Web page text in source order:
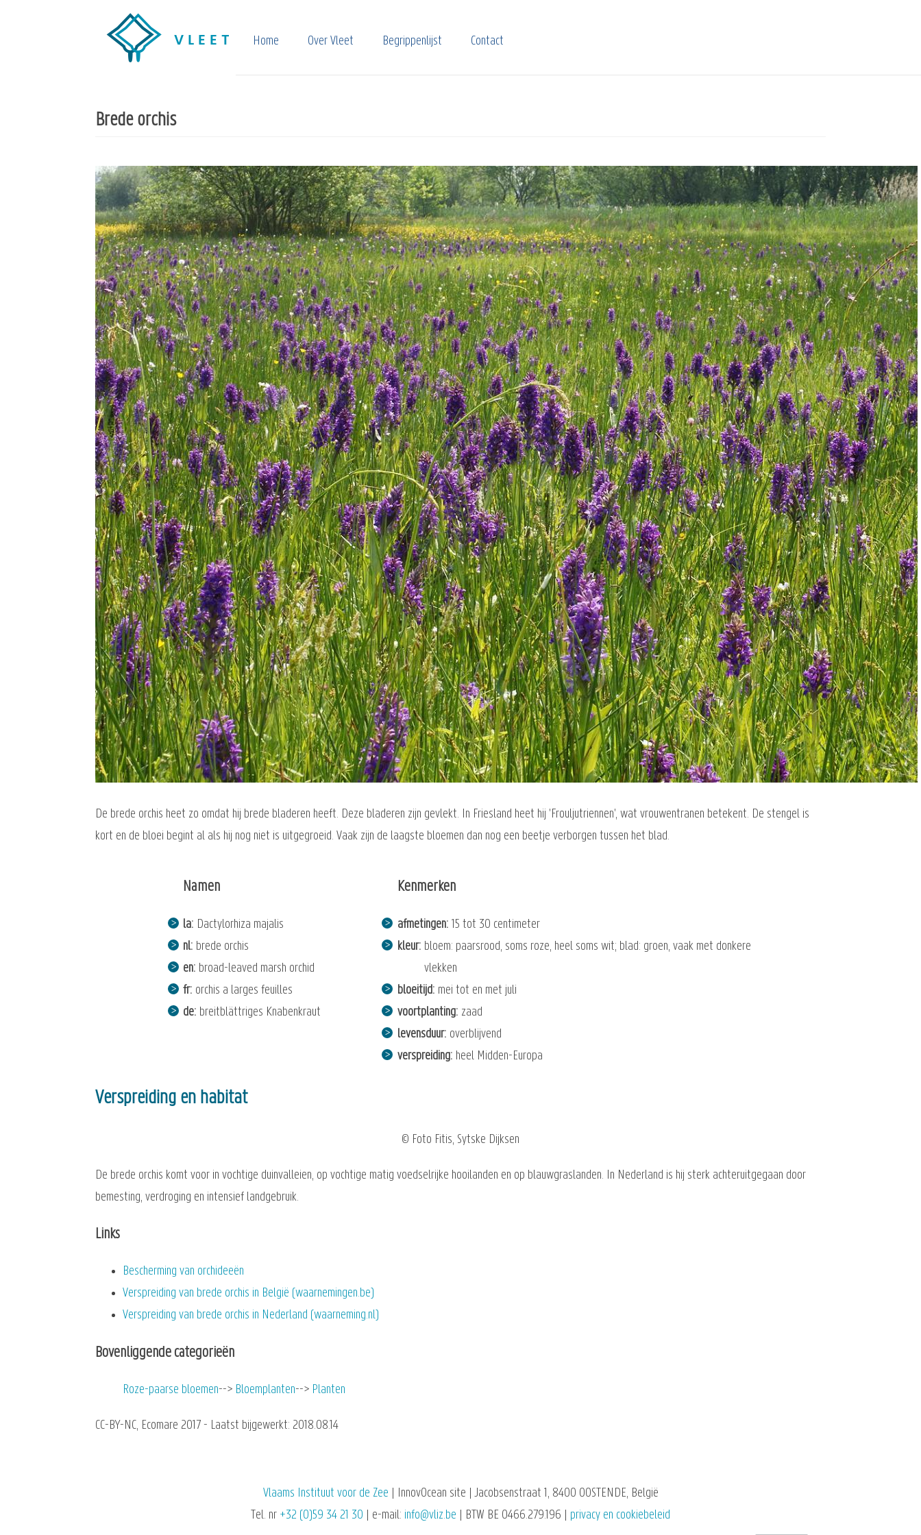
Home Over Vleet Begrippenlijst Contact
Brede orchis
De brede orchis heet zo omdat hij brede bladeren heeft. Deze bladeren zijn gevlekt. In Friesland heet hij 'Frouljutriennen', wat vrouwentranen betekent. De stengel is
kort en de bloei begint al als hij nog niet is uitgegroeid. Vaak zijn de laagste bloemen dan nog een beetje verborgen tussen het blad.
Namen
la Dactylorhiza majalis
nl brede orchis
en broad-leaved marsh orchid
fr orchis a larges feuilles
de breitblättriges Knabenkraut
Kenmerken
afmetingen 15 tot 30 centimeter
kleur bloem: paarsrood, soms roze, heel soms wit; blad: groen, vaak met donkere
vlekken
bloeitijd mei tot en met juli
voortplanting zaad
levensduur overblijvend
verspreiding heel Midden-Europa
Verspreiding en habitat
© Foto Fitis, Sytske Dijksen
De brede orchis komt voor in vochtige duinvalleien, op vochtige matig voedselrijke hooilanden en op blauwgraslanden. In Nederland is hij sterk achteruitgegaan door
bemesting, verdroging en intensief landgebruik.
Links
Bescherming van orchideeën
Verspreiding van brede orchis in België (waarnemingen.be)
Verspreiding van brede orchis in Nederland (waarneming.nl)
Bovenliggende categorieën
Roze-paarse bloemen Bloemplanten Planten
CC-BY-NC, Ecomare 2017 - Laatst bijgewerkt: 2018.08.14
Vlaams Instituut voor de Zee | InnovOcean site | Jacobsenstraat 1, 8400 OOSTENDE, België
Tel. nr +32 (0)59 34 21 30 | e-mail: info@vliz.be | BTW BE 0466.279.196 | privacy en cookiebeleid